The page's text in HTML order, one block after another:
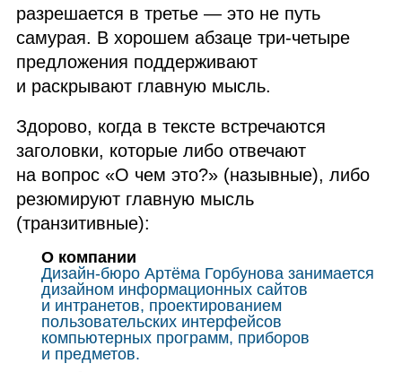
разрешается в третье — это не путь
самурая. В хорошем абзаце три‑четыре
предложения поддерживают
и раскрывают главную мысль.
Здорово, когда в тексте встречаются
заголовки, которые либо отвечают
на вопрос «О чем это?» (назывные), либо
резюмируют главную мысль
(транзитивные):
О компании
Дизайн‑бюро Артёма Горбунова занимается
дизайном информационных сайтов
и интранетов, проектированием
пользовательских интерфейсов
компьютерных программ, приборов
и предметов.